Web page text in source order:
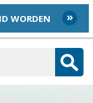
WORDEN